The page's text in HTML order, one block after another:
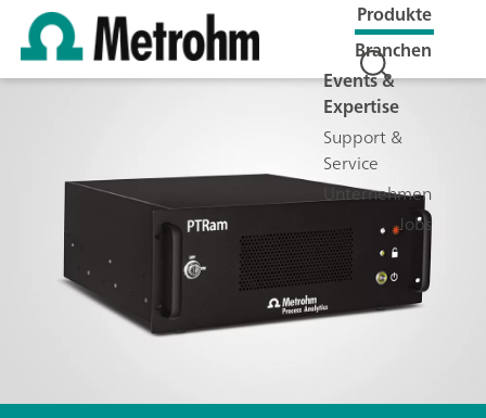
Produkte
Branchen
Events &
Expertise
Support &
Service
Unternehmen
Jobs